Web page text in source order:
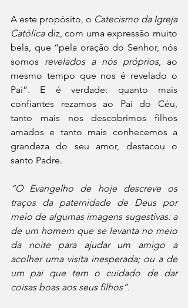
A este propósito, o Catecismo da Igreja
Católica diz, com uma expressão muito
bela, que “pela oração do Senhor, nós
somos revelados a nós próprios, ao
mesmo tempo que nos é revelado o
Pai”. E é verdade: quanto mais
confiantes rezamos ao Pai do Céu,
tanto mais nos descobrimos filhos
amados e tanto mais conhecemos a
grandeza do seu amor, destacou o
santo Padre.
“O Evangelho de hoje descreve os
traços da paternidade de Deus por
meio de algumas imagens sugestivas: a
de um homem que se levanta no meio
da noite para ajudar um amigo a
acolher uma visita inesperada; ou a de
um pai que tem o cuidado de dar
coisas boas aos seus filhos”.